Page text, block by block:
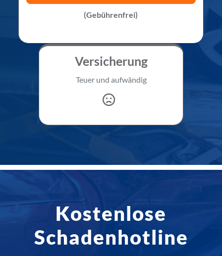
(Gebührenfrei)
Versicherung
Teuer und aufwändig
Kostenlose
Schadenhotline